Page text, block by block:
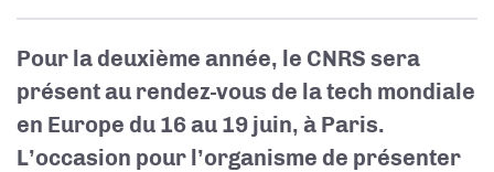
Pour la deuxième année, le CNRS sera
présent au rendez-vous de la tech mondiale
en Europe du 16 au 19 juin, à Paris.
L’occasion pour l’organisme de présenter